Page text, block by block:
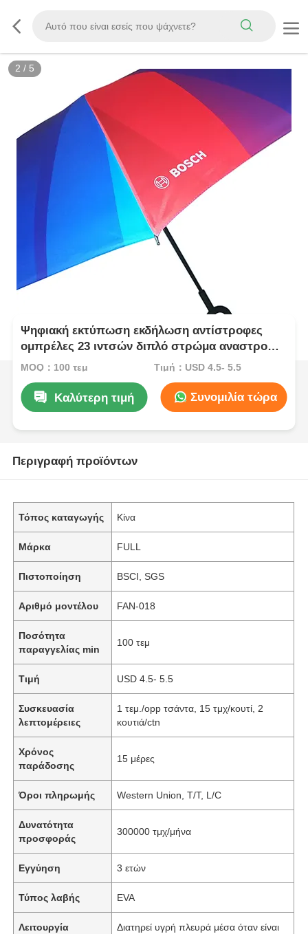
2 / 5
Ψηφιακή εκτύπωση εκδήλωση αντίστροφες
ομπρέλες 23 ιντσών διπλό στρώμα αναστροφή
ομπρέλα
MOQ：100 τεμ Τιμή：USD 4.5- 5.5
Καλύτερη τιμή Συνομιλία τώρα
Περιγραφή προϊόντων
Τόπος καταγωγής Κίνα
Μάρκα FULL
Πιστοποίηση BSCI, SGS
Αριθμό μοντέλου FAN-018
Ποσότητα
παραγγελίας min
100 τεμ
Τιμή USD 4.5- 5.5
Συσκευασία
λεπτομέρειες
1 τεμ./opp τσάντα, 15 τμχ/κουτί, 2
κουτιά/ctn
Χρόνος
παράδοσης
15 μέρες
Όροι πληρωμής Western Union, T/T, L/C
Δυνατότητα
προσφοράς
300000 τμχ/μήνα
Εγγύηση 3 ετών
Τύπος λαβής EVA
Λειτουργία
Διατηρεί υγρή πλευρά μέσα όταν είναι